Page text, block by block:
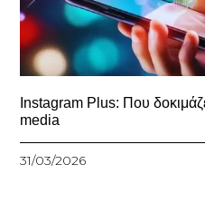
Instagram Plus: Που
media
31/03/2026